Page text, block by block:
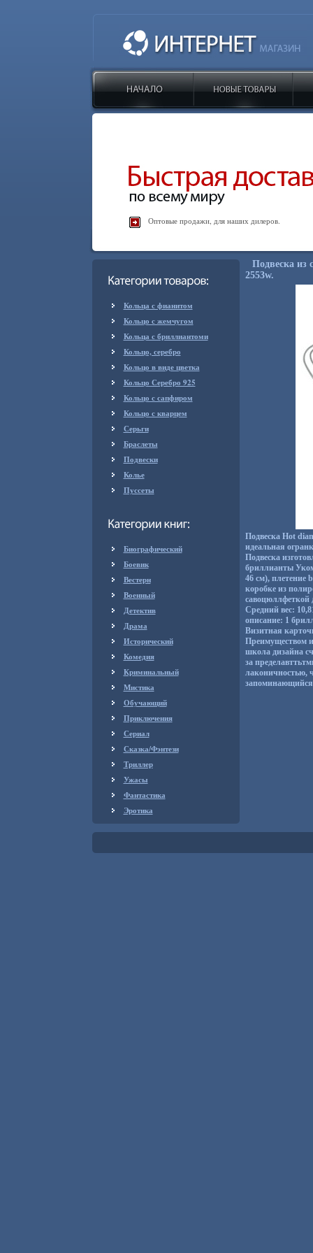
Оптовые продажи, для наших дилеров.
Кольца с фианитом
Кольцо с жемчугом
Кольца с бриллиантоми
Кольцо, серебро
Кольцо в виде цветка
Кольцо Серебро 925
Кольцо с сапфиром
Кольцо с кварцем
Серьги
Браслеты
Подвески
Колье
Пуссеты
Биографический
Боевик
Вестерн
Военный
Детектив
Драма
Исторический
Комедия
Криминальный
Мистика
Обучающий
Приключения
Сериал
Сказка/Фэнтези
Триллер
Ужасы
Фантастика
Эротика
Подвеска из
2553w.
Подвеска Hot
идеальная
Подвеска
бриллианты
46 см), плетение
коробке из
савоцюллфеткой
Средний вес:
описание: 1
Визитная
Преимуществом
школа дизайна
за
лаконичностью,
запоминающийся